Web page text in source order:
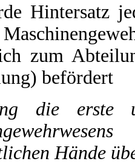
Hintersatz
zum
befördert
die erste
Hände